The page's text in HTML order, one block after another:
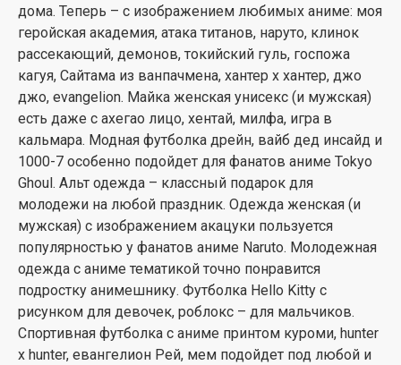
дома. Теперь – с изображением любимых аниме: моя
геройская академия, атака титанов, наруто, клинок
рассекающий, демонов, токийский гуль, госпожа
кагуя, Сайтама из ванпачмена, хантер х хантер, джо
джо, evangelion. Майка женская унисекс (и мужская)
есть даже с ахегао лицо, хентай, милфа, игра в
кальмара. Модная футболка дрейн, вайб дед инсайд и
1000-7 особенно подойдет для фанатов аниме Tokyo
Ghoul. Альт одежда – классный подарок для
молодежи на любой праздник. Одежда женская (и
мужская) с изображением акацуки пользуется
популярностью у фанатов аниме Naruto. Молодежная
одежда с аниме тематикой точно понравится
подростку анимешнику. Футболка Hello Kitty с
рисунком для девочек, роблокс – для мальчиков.
Спортивная футболка с аниме принтом куроми, hunter
x hunter, евангелион Рей, мем подойдет под любой и